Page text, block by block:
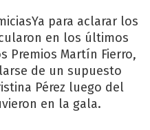
para aclarar los
en los últimos
Premios Martín Fierro,
de un supuesto
Pérez luego del
en la gala.